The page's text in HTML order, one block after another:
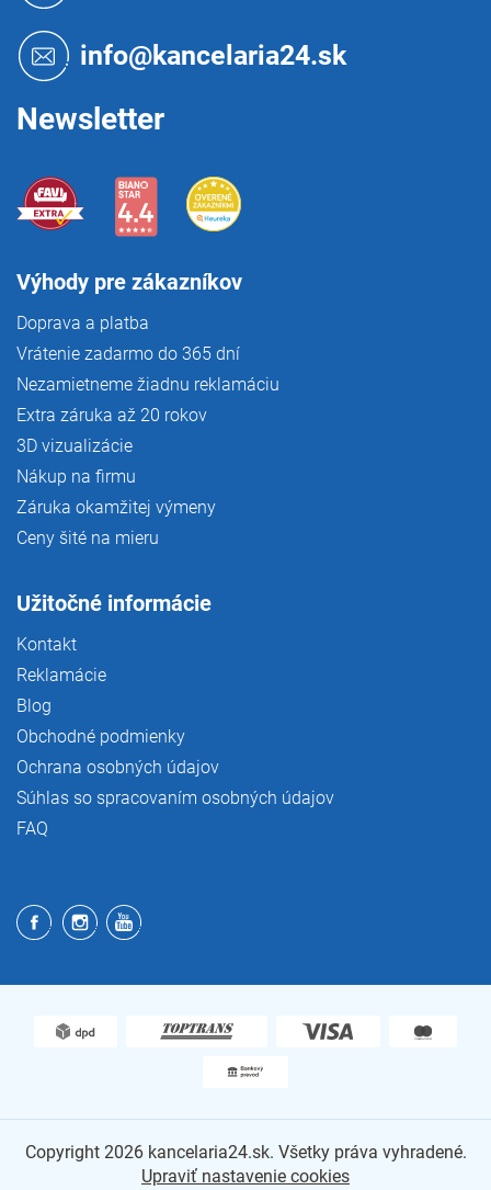
info@kancelaria24.sk
Newsletter
Výhody pre zákazníkov
Doprava a platba
Vrátenie zadarmo do 365 dní
Nezamietneme žiadnu reklamáciu
Extra záruka až 20 rokov
3D vizualizácie
Nákup na firmu
Záruka okamžitej výmeny
Ceny šité na mieru
Užitočné informácie
Kontakt
Reklamácie
Blog
Obchodné podmienky
Ochrana osobných údajov
Súhlas so spracovaním osobných údajov
FAQ
Copyright 2026 kancelaria24.sk. Všetky práva vyhradené.
Upraviť nastavenie cookies